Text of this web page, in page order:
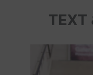
TEXT